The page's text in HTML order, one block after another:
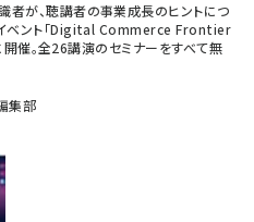
者が、聴講者の事業成長のヒントにつ
ベント「Digital Commerce Frontier
開催。全26講演のセミナーをすべて無
集部